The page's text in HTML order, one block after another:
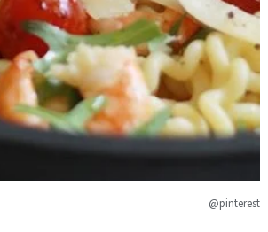
@pinterest